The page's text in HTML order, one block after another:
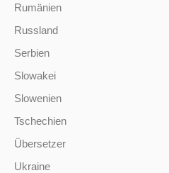
Rumänien
Russland
Serbien
Slowakei
Slowenien
Tschechien
Übersetzer
Ukraine